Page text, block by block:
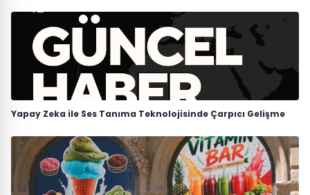
Yapay Zeka ile Ses Tanıma Teknolojisinde Çarpıcı Gelişme